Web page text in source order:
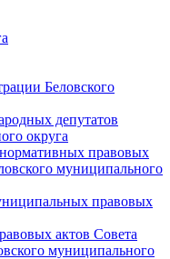
Беловского
депутатов
округа
правовых
муниципального
правовых
актов Совета
муниципального